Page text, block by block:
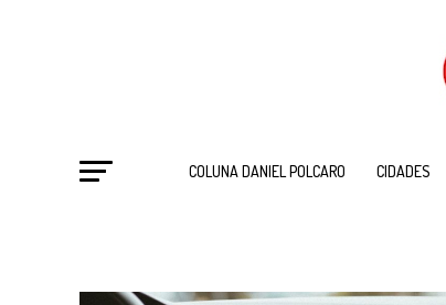
COLUNA DANIEL POLCARO CIDADES